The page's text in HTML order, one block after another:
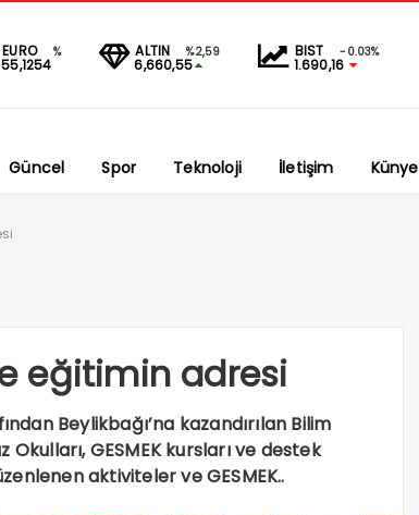
EURO %
55,1254
ALTIN %2,59
6,660,55
BIST -0.03%
1.690,16
Güncel Spor Teknoloji İletişim Künye
eğitimin adresi
Beylikbağı’na kazandırılan Bilim
GESMEK kursları ve destek
aktiviteler ve GESMEK..